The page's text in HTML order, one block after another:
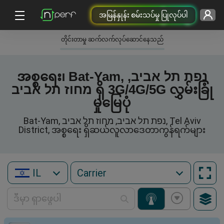
အမြန်နှုန်း စမ်းသပ်မှု ပြုလုပ်ပါ
တိုင်းတာမှု ဆက်လက်လုပ်ဆောင်နေသည်
အစ္စရေး၊ Bat-Yam, נפת תל אביב,
מחוז תל אביב ရှိ 3G/4G/5G လွှမ်းခြုံ
မှုမြေပုံ
Bat-Yam, נפת תל אביב, מחוז תל אביב, Tel Aviv
District, အစ္စရေး ရှိဆယ်လူလာဒေတာကွန်ရက်များ
IL